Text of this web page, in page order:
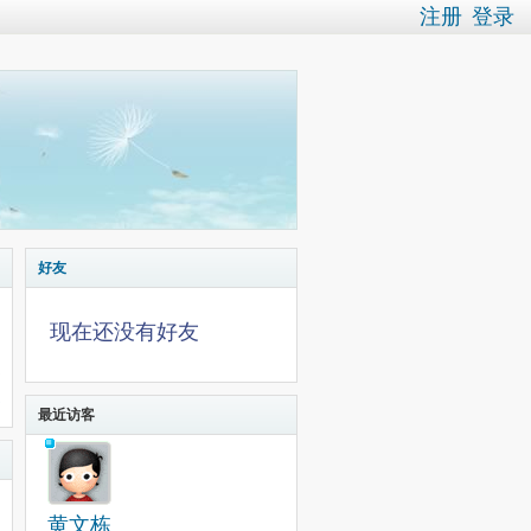
注册 登录
好友
现在还没有好友
最近访客
黄文栋